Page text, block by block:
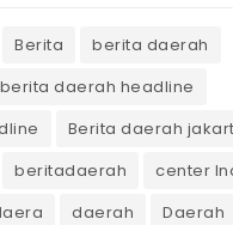
Berita
berita daerah
berita daerah headline
Berita daerah
beritadaerah
center
daerah
Daerah